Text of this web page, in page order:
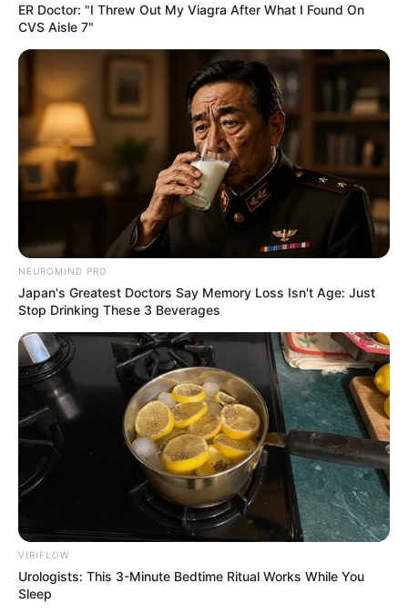
ER Doctor: "I Threw Out My Viagra After What I Found On
CVS Aisle 7"
NEUROMIND PRO
Japan's Greatest Doctors Say Memory Loss Isn't Age: Just
Stop Drinking These 3 Beverages
VIRIFLOW
Urologists: This 3-Minute Bedtime Ritual Works While You
Sleep